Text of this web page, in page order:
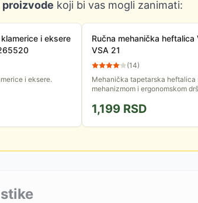
koji bi vas mogli zanimati:
i eksere
i eksere.
Ručna mehanička heftalica
VSA 21
(14)
Mehanička tapetarska heftalica
mehanizmom i ergonomskom
od 4, 6 i 8 mm. Lako se...
1,199 RSD